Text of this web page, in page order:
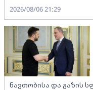
2026/08/06 21:29
ნავთობისა და გაზის